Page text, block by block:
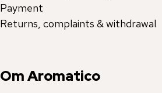
Payment
Returns, complaints & withdrawal
Om Aromatico